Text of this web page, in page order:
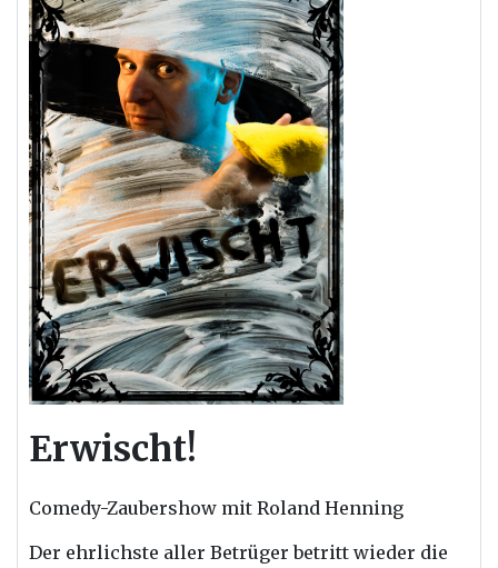
Erwischt!
Comedy-Zaubershow mit Roland Henning
Der ehrlichste aller Betrüger betritt wieder die